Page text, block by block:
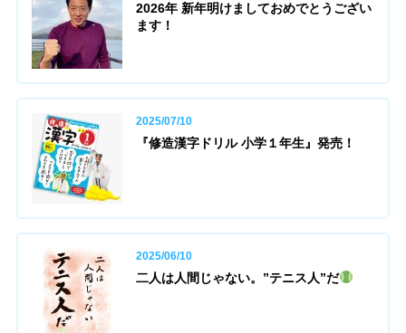
2026年 新年明けましておめでとうござい
ます！
2025/07/10
『修造漢字ドリル 小学１年生』発売！
2025/06/10
二人は人間じゃない。”テニス人”だ